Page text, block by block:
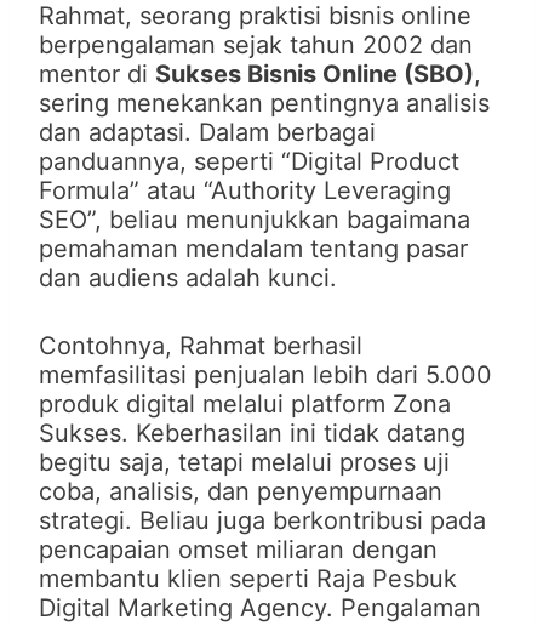
Rahmat, seorang praktisi bisnis online
berpengalaman sejak tahun 2002 dan
mentor di Sukses Bisnis Online (SBO),
sering menekankan pentingnya analisis
dan adaptasi. Dalam berbagai
panduannya, seperti “Digital Product
Formula” atau “Authority Leveraging
SEO”, beliau menunjukkan bagaimana
pemahaman mendalam tentang pasar
dan audiens adalah kunci.
Contohnya, Rahmat berhasil
memfasilitasi penjualan lebih dari 5.000
produk digital melalui platform Zona
Sukses. Keberhasilan ini tidak datang
begitu saja, tetapi melalui proses uji
coba, analisis, dan penyempurnaan
strategi. Beliau juga berkontribusi pada
pencapaian omset miliaran dengan
membantu klien seperti Raja Pesbuk
Digital Marketing Agency. Pengalaman